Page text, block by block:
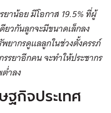
าน้อย มีโอกาส 19.5% ที่ผู้
วกันลูกจะมีขนาดเล็กลง
ยากรดูแลลูกในช่วงตั้งครรภ์
รยาอีกคน จะทำให้ประชากร
ำลง
ฐกิจประเทศ